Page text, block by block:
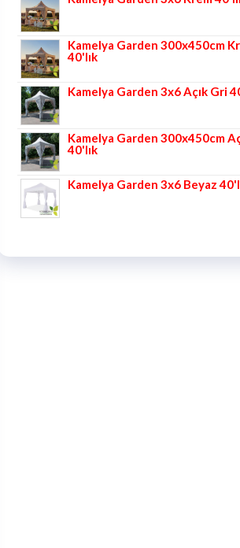
Kamelya Garden 300x450cm
40'lık
Kamelya Garden 3x6 Açık Gri
Kamelya Garden 300x450cm
40'lık
Kamelya Garden 3x6 Beyaz